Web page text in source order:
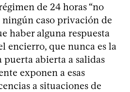
de 24 horas “no
caso privación de
haber alguna respuesta
encierro, que nunca es la
puerta abierta a salidas
exponen a esas
a situaciones de